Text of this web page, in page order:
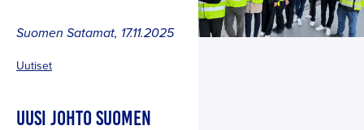
Suomen Satamat, 17.11.2025
Uutiset
UUSI JOHTO SUOMEN